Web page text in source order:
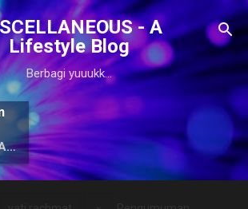
ke konten utama- A
Lifestyle Blog
Berbagi yuuukk...